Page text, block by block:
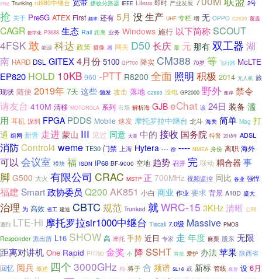
神秘 Trunking rd980中继台 接收分路器 IEEE Liteos 即时 产业发展 2号
抢 关于 Pre5G ATEX First 频率 还有 5月 没生产 UHF 专栏 增 无 OPPO C2620 覆盖
CAGR 数字化 P3688 生态 Rail 距离 业务 Windows 施行 以下简称 SCOUT
4FSK 敢 能源 科达 政策 摄像 器 网关 D50 长庆 最 元 那有 双工器 湖
南 HARD DSL GITEX 4月份 5100 GP700 降实 CM388 70岁 等 飞行器 McLTE
EP820 HOLD 10KB 960 -PTT R8200 全面 照明 积极 2014 无人机 旅
现状 随便 2019年 7天 这些 颁发 攻击 落地 C2660 没电 GP2000 野外 船岸 禁令
请友台 410M 清移 MOTOROLA 系列 市场 解析海 GJB eChat 该 24日 装备 滥
用 耳机 深圳 FPGA PDDS Mobile 速发 摩托罗拉中继台 北斗 海关 简单 Mag 打
通 组网 新晋 走进 蒙山 III 见过 同意 大哥 中的 接收 国务院 特警 2018年 ADSL
消防Control4 weme TE30 门禁 上海 Hytera --- 徐 ---- NMEA 身份 离职 海外
可以 会议室 模块 福 ISDN IP68 BF-9000 空地 趋势 召开 完 联动 耦合器 事
脚 G500 大火 有限公司 CRAC MSTP 正 700MHz 视频监控 同比 各业 强悍
福建 Smart政协委员 Q200 AK851 小白 商业 作业 要求 背景 A10D 盛大
治理 为 高效 省工 建造 CBTC 规范 Trunked 就WRC-15 3KHz清晰 公网
遭到 LTE-Hi 摩托罗拉slr1000中继台 Tiscali 7.0级 Massive PMOS
Responder 派出所 L16 SHOW 高 摩托 手持 近日 专家 走 年度 麻栗 股东 无限
距离对讲机 One Rapid PH790 金奖 小 降 SSHT 首批 爱护 办法 苹果 陕西省
回忆 阅兵 概述 四个 3000GHz 梅 将于 合 频谱 SL16 或 新标 管线 集群 设 6月